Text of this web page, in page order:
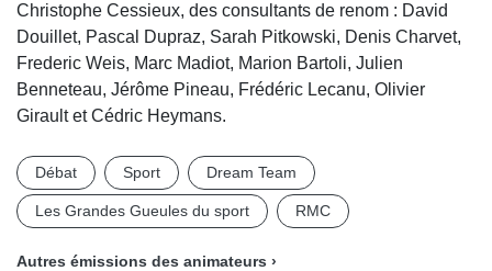
Christophe Cessieux, des consultants de renom : David
Douillet, Pascal Dupraz, Sarah Pitkowski, Denis Charvet,
Frederic Weis, Marc Madiot, Marion Bartoli, Julien
Benneteau, Jérôme Pineau, Frédéric Lecanu, Olivier
Girault et Cédric Heymans.
Débat Sport Dream Team
Les Grandes Gueules du sport RMC
Autres émissions des animateurs ›